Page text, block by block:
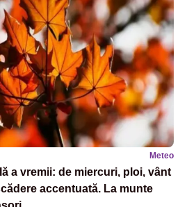
Meteo
a vremii: de miercuri, ploi, vânt
accentuată. La munte